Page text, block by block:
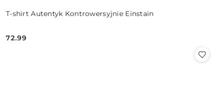
T-shirt Autentyk Kontrowersyjnie Einstain
Cena:
72.99